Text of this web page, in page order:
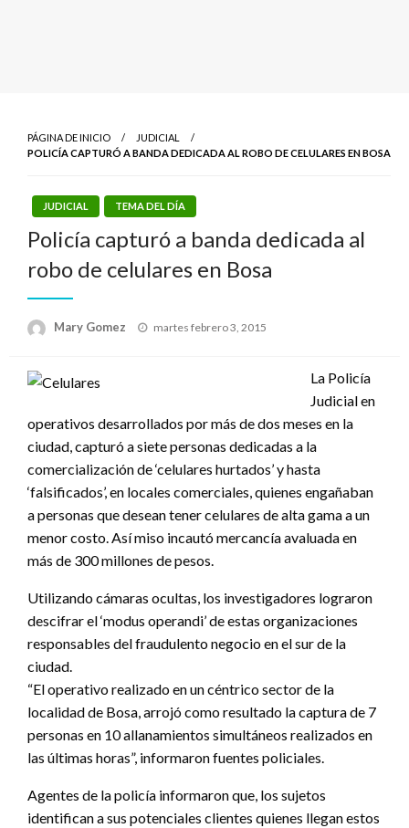
PÁGINA DE INICIO
JUDICIAL
POLICÍA CAPTURÓ A BANDA DEDICADA AL ROBO DE CELULARES EN BOSA
JUDICIAL TEMA DEL DÍA
Policía capturó a banda dedicada al
robo de celulares en Bosa
Mary Gomez
Publicado
martes febrero 3, 2015
La Policía
Judicial en
operativos desarrollados por más de dos meses en la
ciudad, capturó a siete personas dedicadas a la
comercialización de ‘celulares hurtados’ y hasta
‘falsificados’, en locales comerciales, quienes engañaban
a personas que desean tener celulares de alta gama a un
menor costo. Así miso incautó mercancía avaluada en
más de 300 millones de pesos.
Utilizando cámaras ocultas, los investigadores lograron
descifrar el ‘modus operandi’ de estas organizaciones
responsables del fraudulento negocio en el sur de la
ciudad.
“El operativo realizado en un céntrico sector de la
localidad de Bosa, arrojó como resultado la captura de 7
personas en 10 allanamientos simultáneos realizados en
las últimas horas”, informaron fuentes policiales.
Agentes de la policía informaron que, los sujetos
identifican a sus potenciales clientes quienes llegan estos